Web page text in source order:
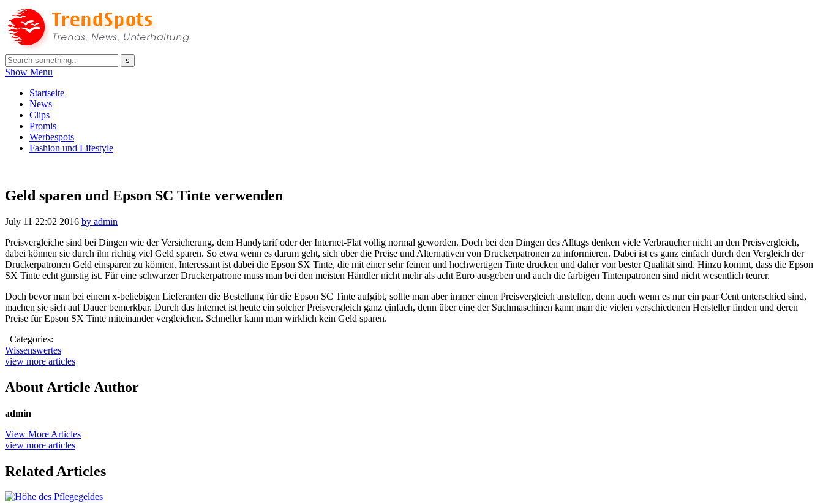
Show Menu
Startseite
News
Clips
Promis
Werbespots
Fashion und Lifestyle
Geld sparen und Epson SC Tinte verwenden
July 11 22:02 2016 by admin
Preisvergleiche sind bei Dingen wie der Versicherung, dem Handytarif oder der Internet-Flat völlig normal geworden. Doch bei den Dingen des Alltags denken viele Verbraucher nicht an den Preisvergleich,
dabei können sie durch ihn richtig viel Geld sparen. So etwa wenn es darum geht, sich über die Preise und Alternativen von Druckerpatronen zu informieren. Dabei ist es ganz einfach durch den Vergleich der
Druckerpatronen Geld einsparen zu können. Interessant ist dabei die Epson SX Tinte, die mit einer sehr feinen und hochwertigen Tinte drucken und daher von bester Qualität sind. Hinzu kommt, dass die Epson
SX Tinte echt günstig ist. Für eine schwarzer Druckerpatrone muss man bei den meisten Händler nicht mehr als acht Euro ausgeben und auch die farbigen Tintenpatronen sind nicht wesentlich teurer.
Doch bevor man bei einem x-beliebigen Lieferanten die Bestellung für die Epson SC Tinte aufgibt, sollte man aber immer einen Preisvergleich anstellen, denn auch wenn es nur ein paar Cent unterschied sind,
machen sie sich auf Dauer bemerkbar. Durch das Internet ist heute ein solcher Preisvergleich ganz einfach, denn über eine der Suchmaschinen kann man die vielen verschiedenen Hersteller finden und deren
Preise für Epson SX Tinte miteinander vergleichen. Schneller kann man wirklich kein Geld sparen.
Categories:
Wissenswertes
view more articles
About Article Author
admin
View More Articles
view more articles
Related Articles